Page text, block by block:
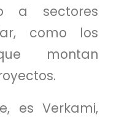
a sectores
como los
montan
es Verkami,